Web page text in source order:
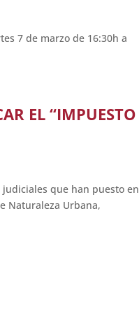
7 de marzo de 16:30h a
EL “IMPUESTO
que han puesto en
Naturaleza Urbana,